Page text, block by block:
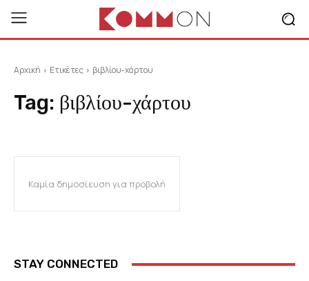
Αρχική Ετικέτες βιβλίου-χάρτου
Tag: βιβλίου-χάρτου
Καμία δημοσίευση για προβολή
STAY CONNECTED